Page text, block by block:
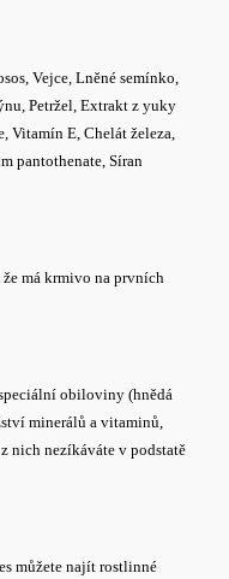
Vejce, Lněné semínko,
Petržel, Extrakt z yuky
E, Chelát železa,
pantothenate, Síran
má krmivo na prvních
obiloviny (hnědá
minerálů a vitaminů,
nich nezíkáváte v podstatě
můžete najít rostlinné